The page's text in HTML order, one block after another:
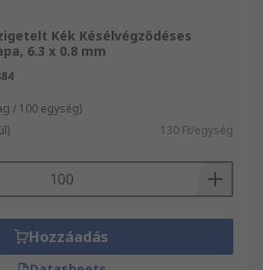
Kék Késélvégződéses
6.3 x 0.8 mm
/ 100 egység)
130 Ft/egység
Hozzáadás